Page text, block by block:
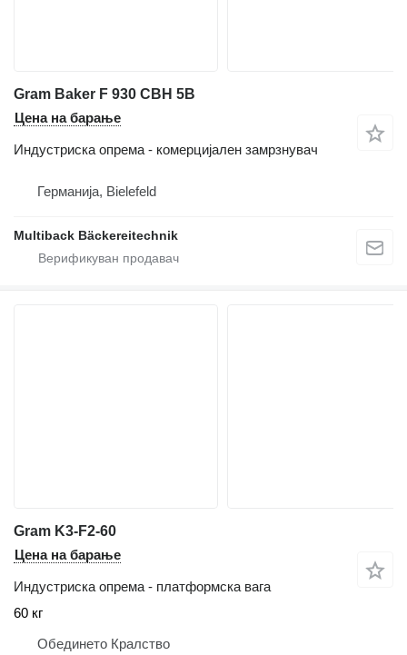
Gram Baker F 930 CBH 5B
Цена на барање
Индустриска опрема - комерцијален замрзнувач
Германија, Bielefeld
Multiback Bäckereitechnik
Gram K3-F2-60
Цена на барање
Индустриска опрема - платформска вага
60 кг
Обединето Кралство